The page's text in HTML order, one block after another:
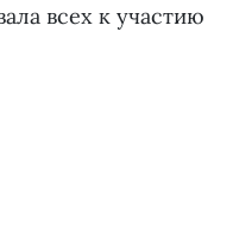
всех к участию